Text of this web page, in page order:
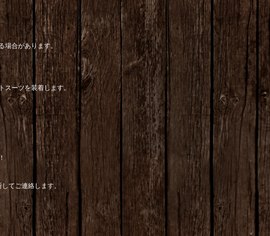
場合があります。
スーツを装着します。
てご連絡します。